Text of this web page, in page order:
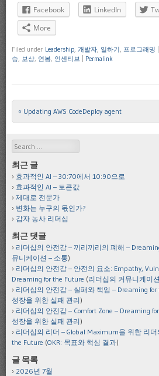
Facebook LinkedIn
More
Filed under Leadership, 개발자, 일하기, 프로그래밍
승, 보상, 연봉, 인센티브 Permalink
Post navigation
« Updating AWS CodeDeploy agent
Search
최근 글
효과적인 AI – 30:70에서 10:90으로
효과적인 AI – 토큰값
제대로 전문가
변화는 누구의 몫인가?
감자 농사 리더십
최근 댓글
리더십의 안전감 – 끼리끼리의 폐해 –
뮤니케이션 – 소통)
리더십의 안전감 – 안전의 요소: Empathy,
Dreaming for the Future (리더십의 커뮤니케이
리더십의 안전감 – 실패와 책임 – Dreaming for
성장을 위한 실패 관리)
리더십의 안전감 – Comfort Zone – Dreaming
성장을 위한 실패 관리)
리더십의 리더 – Global Maximum을 위한 리
the Future (OKR: 목표와 핵심 결과)
글 목록
2026년 7월